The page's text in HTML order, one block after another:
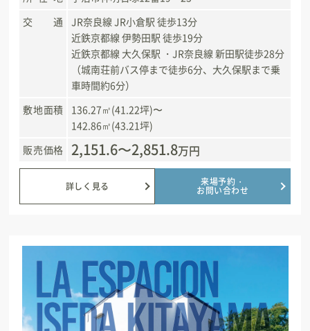
交通
JR奈良線 JR小倉駅 徒歩13分
近鉄京都線 伊勢田駅 徒歩19分
近鉄京都線 大久保駅 ・JR奈良線 新田駅徒歩28分
（城南荘前バス停まで徒歩6分、大久保駅まで乗
車時間約6分）
敷地面積
136.27㎡(41.22坪)〜
142.86㎡(43.21坪)
販売価格
2,151.6〜2,851.8万円
詳しく見る 来場予約・
お問い合わせ